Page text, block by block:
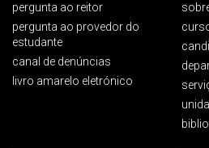
pergunta ao reitor
pergunta ao provedor do
estudante
canal de denúncias
livro amarelo eletrónico